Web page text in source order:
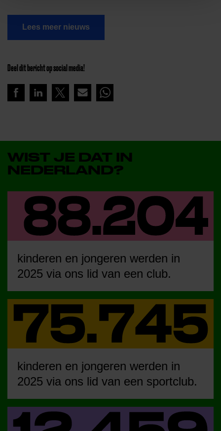
Lees meer nieuws
Deel dit bericht op social media!
WIST JE DAT IN
NEDERLAND?
kinderen en jongeren werden in
2025 via ons lid van een club.
kinderen en jongeren werden in
2025 via ons lid van een sportclub.